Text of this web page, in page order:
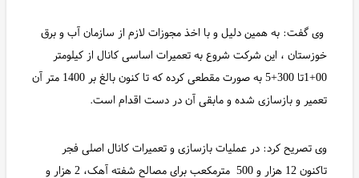
وی گفت: به همین دلیل و با اخذ مجوزات لازم از سازمان آب و برق
خوزستان ، این شرکت شروع به تعمیرات اساسی کانال از کیلومتر
00+1تا 300+5 به صورت مقطعی کرده که تا کنون بالغ بر 1400 متر آن
تعمیر و بازسازی شده و مابقی آن در دست اقدام است.
وی تصریح کرد: در عملیات بازسازی و تعمیرات کانال اصلی فجر
تاکنون 12 هزار و 500 مترمکعب برای مصالح شفته آهک، 2 هزار و